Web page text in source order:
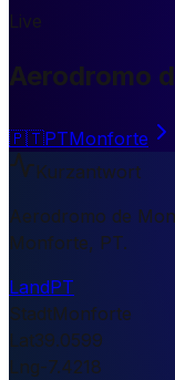
Live
Aerodromo
🇵🇹PTMonforte
Kurzantwort
Aerodromo de
Monforte, PT.
LandPT
StadtMonforte
Lat39.0599
Lng-7.4218